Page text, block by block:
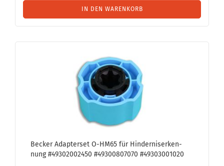
IN DEN WARENKORB
Be­cker Ad­ap­ter­set O-​HM65 für Hin­der­nis­er­ken­
nung #49302002450 #49300807070 #49303001020